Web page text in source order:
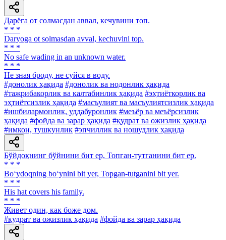
Дарёга от солмасдан аввал, кечувини топ.
* * *
Daryoga ot solmasdan avval, kechuvini top.
* * *
No safe wading in an unknown water.
* * *
He зная броду, не суйся в воду.
#донолик ҳақида #донолик ва нодонлик ҳақида
#тажрибакорлик ва калтабинлик ҳақида #эҳтиёткорлик ва
эҳтиётсизлик ҳақида #масъулият ва масъулиятсизлик ҳақида
#ишбилармонлик, уддабуронлик #меъёр ва меъёрсизлик
ҳақида #фойда ва зарар ҳақида #қудрат ва ожизлик ҳақида
#имкон, тушкунлик #эпчиллик ва ношудлик ҳақида
Бўйдоқнинг бўйнини бит ер, Топган-тутганини бит ер.
* * *
Bo‘ydoqning bo‘ynini bit yer, Topgan-tutganini bit yer.
* * *
His hat covers his family.
* * *
Живет один, как боже дом.
#қудрат ва ожизлик ҳақида #фойда ва зарар ҳақида